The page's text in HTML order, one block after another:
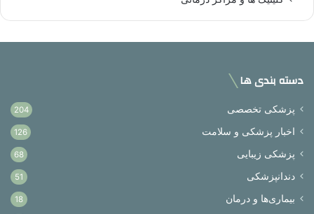
دسته بندی ها
پزشکی تخصصی 204
اخبار پزشکی و سلامت 126
پزشکی زیبایی 68
دندانپزشکی 51
بیماری‌ها و درمان 18